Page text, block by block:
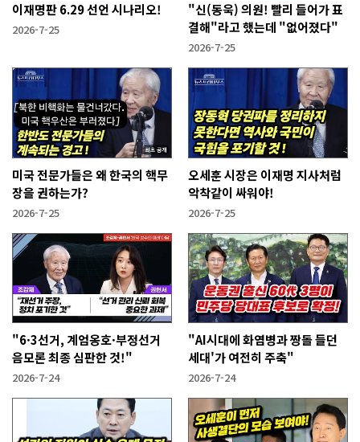
이재명판 6.29 선언 시나리오!
2026-7-25
"신(동욱) 의원! 빨리 들어가 표
결해"라고 했는데 "없어졌다"
2026-7-25
미국 전문가들은 왜 한국의 핵무
장을 권하는가?
2026-7-25
오세훈 시장은 이재명 지사처럼
악착같이 싸워야!
2026-7-25
"6·3선거, 계엄옹호·부정선거
음모론 최종 심판한 것!"
2026-7-24
"AI시대에 화염병과 짱돌 들던
세대'가 여전히 주축"
2026-7-24